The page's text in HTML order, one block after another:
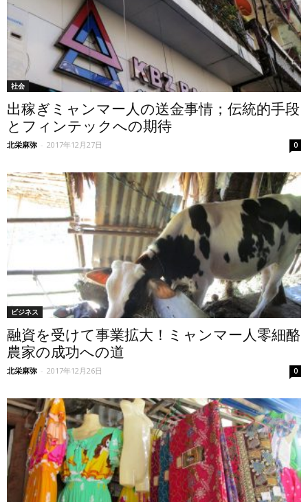
社会
出稼ぎミャンマー人の送金事情；伝統的手段
とフィンテックへの期待
北栄麻弥 - 2017年12月27日 0
ビジネス
融資を受けて事業拡大！ミャンマー人零細酪
農家の成功への道
北栄麻弥 - 2017年12月26日 0